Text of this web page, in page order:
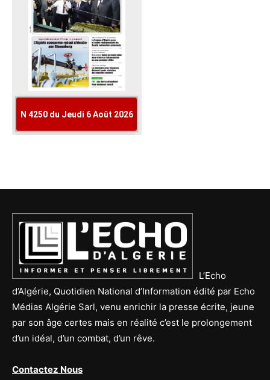
L’Echo
d’Algérie, Quotidien National d’Information édité par Echo
Médias Algérie Sarl, venu enrichir la presse écrite, jeune
par son âge certes mais en réalité c’est le prolongement
d’un idéal, d’un combat, d’un rêve.
Contactez Nous